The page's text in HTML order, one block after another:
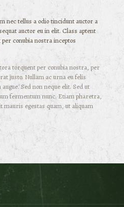
nec tellus a odio tincidunt auctor a
auctor eu in elit. Class aptent
conubia nostra inceptos
torquent per conubia nostra, per
justo. Nullam ac urna eu felis
Sed non neque elit. Sed ut
fermentum nunc. Etiam pharetra,
egestas quam, ut aliquam